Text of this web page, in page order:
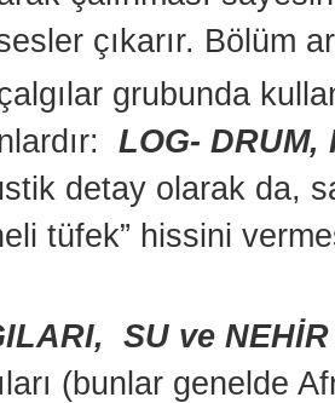
çıkarır. Bölüm
grubunda
LOG- DRUM,
detay olarak da,
tüfek” hissini
SU ve NEHİR
(bunlar genelde